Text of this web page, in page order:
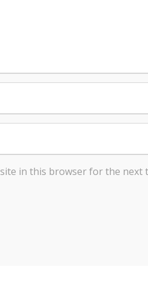
in this browser for the next